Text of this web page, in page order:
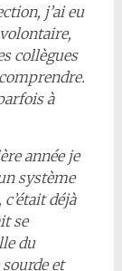
j’ai eu
collègues
à
année je
système
déjà
se
du
et